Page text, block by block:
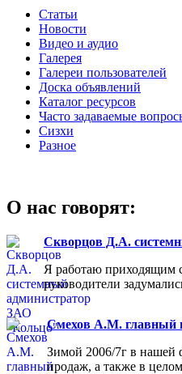
Статьи
Новости
Видео и аудио
Галерея
Галереи пользователей
Доска объявлений
Каталог ресурсов
Часто задаваемые
Сизхи
Разное
О нас говорят:
Скворцов Д.А.
Я работаю приходящим
руководители
Смехов А.М.
Зимой 2006/7г в нашей
продаж, а также в